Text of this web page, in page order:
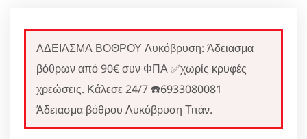
ΑΔΕΙΑΣΜΑ ΒΟΘΡΟΥ Λυκόβρυση: Άδειασμα
βόθρων από 90€ συν ΦΠΑ ✅χωρίς κρυφές
χρεώσεις. Κάλεσε 24/7 ☎️6933080081
Άδειασμα βόθρου Λυκόβρυση Τιτάν.